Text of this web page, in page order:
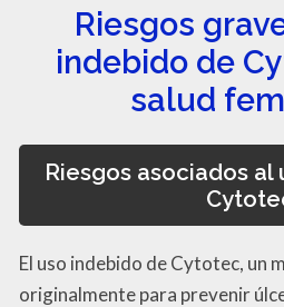
Riesgos
indebido de
salud
Riesgos asociados
El uso indebido de Cytotec, un
originalmente para prevenir